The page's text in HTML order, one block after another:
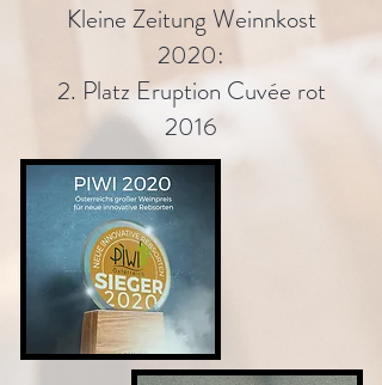
Kleine Zeitung Weinnkost
2020:
2. Platz Eruption Cuvée rot
2016